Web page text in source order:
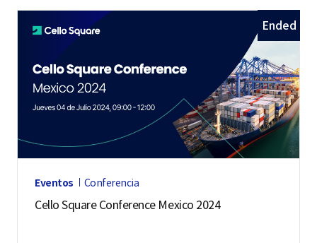
Ended
Eventos Conferencia
Cello Square Conference Mexico 2024